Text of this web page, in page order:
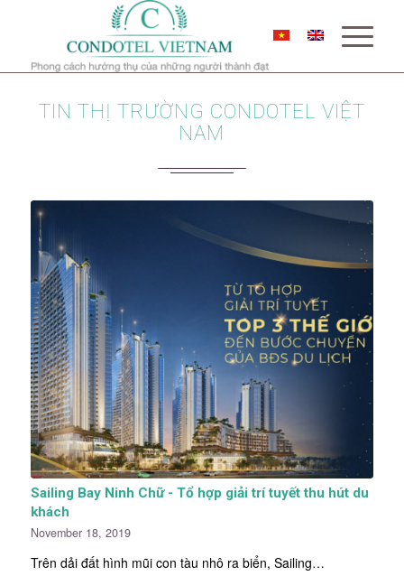
TIN THỊ TRƯỜNG CONDOTEL VIỆT
NAM
Sailing Bay Ninh Chữ - Tổ hợp giải trí tuyết thu hút du
khách
November 18, 2019
Trên dải đất hình mũi con tàu nhô ra biển, Sailing…